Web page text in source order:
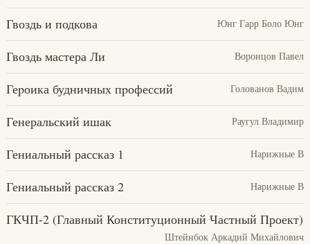
Гвоздь и подкова Юнг Гарр Боло Юнг
Гвоздь мастера Ли Воронцов Павел
Геpоика будничных пpофессий Голованов Вадим
Генеральский ишак Раугул Владимир
Гениальный рассказ 1 Нарижные В
Гениальный рассказ 2 Нарижные В
ГКЧП-2 (Главный Конституционный Частный Проект)
Штейнбок Аркадий Михайлович